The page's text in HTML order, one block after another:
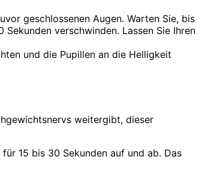
geschlossenen Augen. Warten Sie, bis
verschwinden. Lassen Sie Ihren
und die Pupillen an die Helligkeit
weitergibt, dieser
15 bis 30 Sekunden auf und ab. Das